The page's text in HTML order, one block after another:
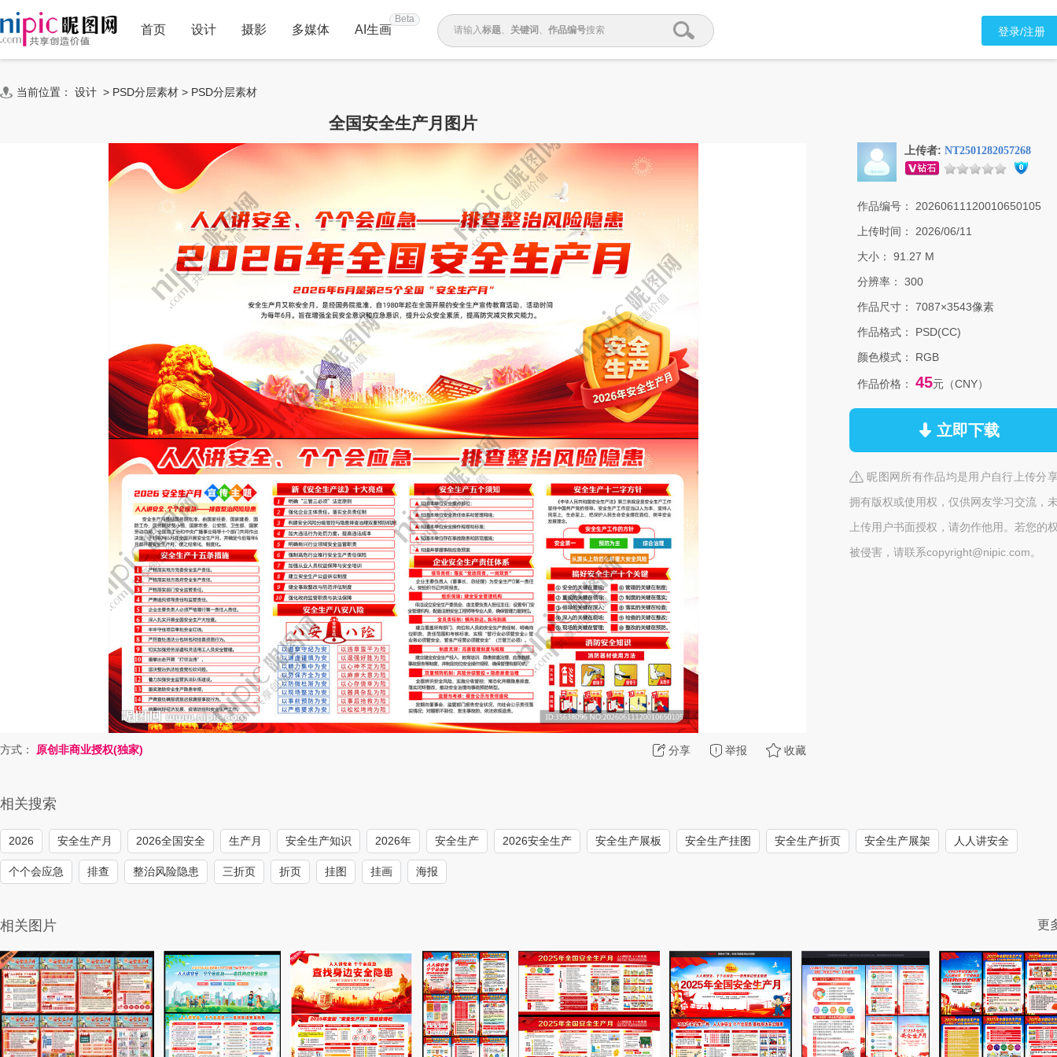
首页 设计 摄影 多媒体 AI生画
Beta
请输入标题、 关键词 、 作品编号搜索 登录/注册
当前位置： 设计 > PSD分层素材 > PSD分层素材
全国安全生产月图片
分享 举报 收藏
方式： 原创非商业授权(独家)
上传者: NT2501282057268
作品编号：
20260611120010650105
上传时间：
2026/06/11
大小：
91.27 M
分辨率：
300
作品尺寸：
7087×3543像素
作品格式：
PSD(CC)
颜色模式：
RGB
作品价格： 45元（CNY）
立即下载
昵图网所有作品均是用户自行上传分
拥有版权或使用权，仅供网友学习交流，
上传用户书面授权，请勿作他用。若您的
被侵害，请联系copyright@nipic.com。
相关搜索
2026 安全生产月 2026全国安全 生产月 安全生产知识 2026年 安全生产 2026安全生产 安全生产展板 安全生产挂图 安全生产折页 安全生产展架 人人讲安全
个个会应急 排查 整治风险隐患 三折页 折页 挂图 挂画 海报
相关图片 更